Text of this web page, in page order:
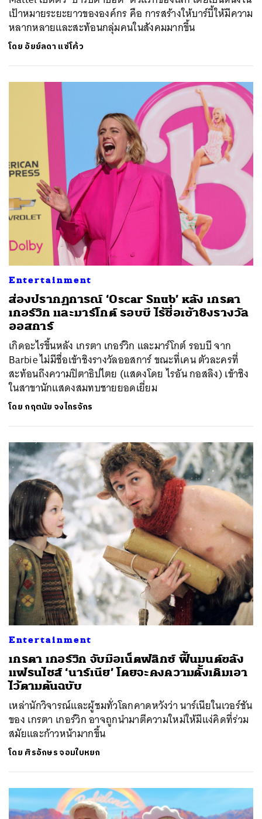
เป้าหมายระยะยาวขององค์กร คือ การสร้างให้บาร์บี้ให้มีความ
หลากหลายและสะท้อนกลุ่มคนในสังคมมากขึ้น
โดย อัยย์ลดา แซ่โค้ว
Entertainment
ส่องปรากฏการณ์ ‘Oscar Snub’ หลัง เกรตา
เกอร์วิก และมาร์โกต์ รอบบี ไร้ชื่อเข้าชิงรางวัล
ออสการ์
เกิดอะไรขึ้นหลัง เกรตา เกอร์วิก และมาร์โกต์ รอบบี จาก
Barbie ไม่มีชื่อเข้าชิงรางวัลออสการ์ ขณะที่เคน ตัวละครที่
สะท้อนถึงความปิตาธิปไตย (แสดงโดย ไรอัน กอสลิง) เข้าชิง
ในสาขานักแสดงสมทบชายยอดเยี่ยม
โดย กฤตนัย จงไกรจักร
Entertainment
เกรตา เกอร์วิก จับมือเน็ตฟลิกซ์ ฟื้นมนต์ขลัง
แฟรนไชส์ ‘นาร์เนีย’ โดยจะคงความดั้งเดิมเอา
ไว้ตามต้นฉบับ
เหล่านักวิจารณ์และผู้ชมทั่วโลกคาดหวังว่า นาร์เนียในเวอร์ชัน
ของ เกรตา เกอร์วิก อาจถูกนำมาตีความใหม่ให้มีแง่คิดที่ร่วม
สมัยและก้าวหน้ามากขึ้น
โดย ศิรอักษร จอมใบหยก